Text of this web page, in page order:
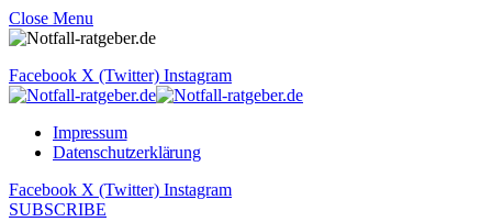
Close Menu
Facebook X (Twitter) Instagram
Impressum
Datenschutzerklärung
Facebook X (Twitter) Instagram
SUBSCRIBE